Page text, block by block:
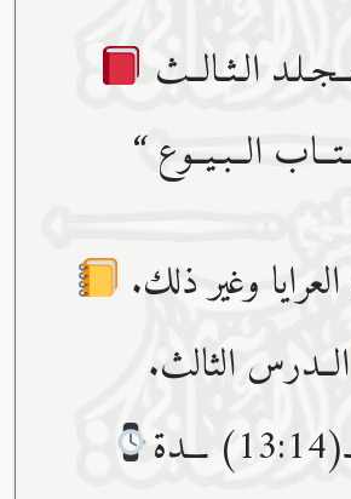
الـثـالــث
الــبـيــوع “
وغير ذلك.
الــدرس الثالث.